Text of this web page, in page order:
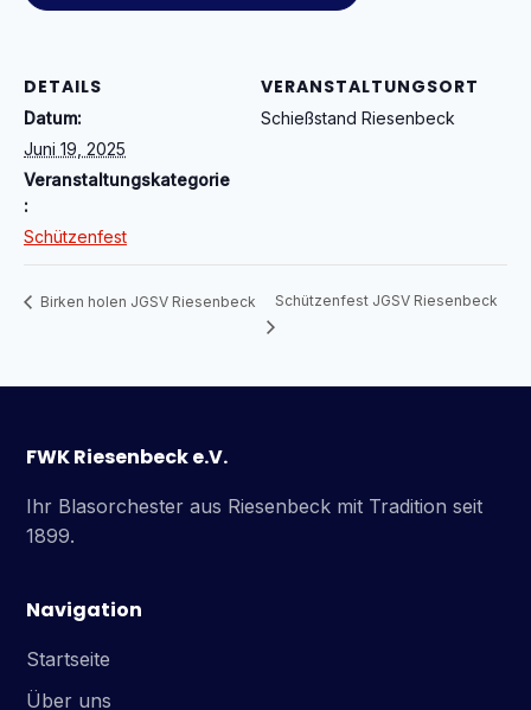
DETAILS
Datum:
Juni 19, 2025
Veranstaltungskategorie
:
Schützenfest
VERANSTALTUNGSORT
Schießstand Riesenbeck
Birken holen JGSV Riesenbeck Schützenfest JGSV Riesenbeck
FWK Riesenbeck e.V.
Ihr Blasorchester aus Riesenbeck mit Tradition seit
1899.
Navigation
Startseite
Über uns